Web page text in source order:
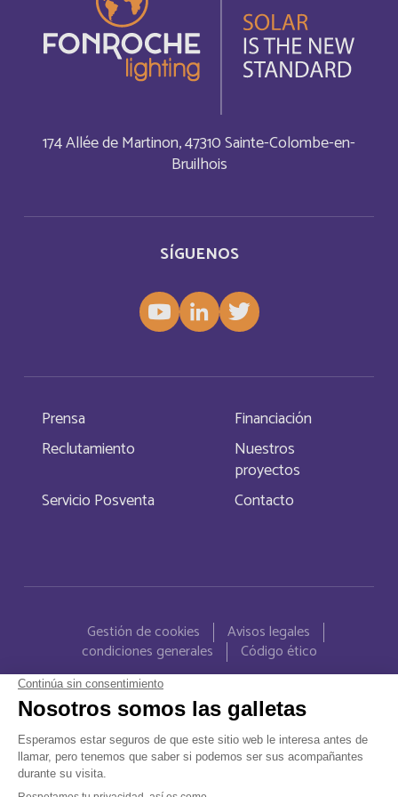
SÍGUENOS
174 Allée de Martinon, 47310 Sainte-Colombe-en-
Bruilhois
Prensa
Financiación
Reclutamiento
Nuestros
proyectos
Servicio Posventa
Contacto
Gestión de cookies
Avisos legales
condiciones generales
Código ético
Bulgaria Inglés
Burundi Français
Canada Français
Canada
Central Afriquen Republic Inglés
Inglés
Christmas Island
Chypre Français
Cocos (Keeling) Islands